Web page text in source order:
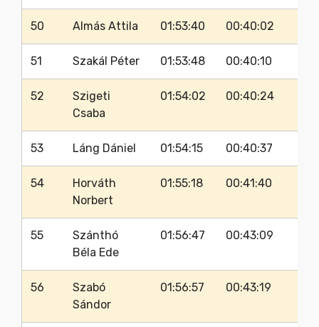
50 Almás Attila 01:53:40 00:40:02
51 Szakál Péter 01:53:48 00:40:10
52
Szigeti
Csaba
01:54:02 00:40:24
53 Láng Dániel 01:54:15 00:40:37
54
Horváth
Norbert
01:55:18 00:41:40
55
Szánthó
Béla Ede
01:56:47 00:43:09
56
Szabó
Sándor
01:56:57 00:43:19